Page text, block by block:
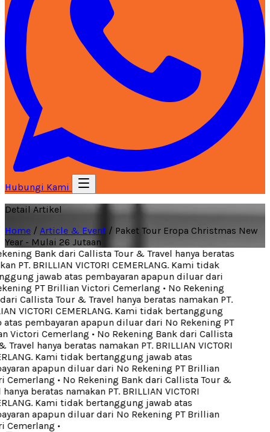
Hubungi Kami
Detail Artikel
Home / Article & Event / Paket Tour Eropa Christmas New
Year - Mulai 26 Jutaan
Bank dari Callista Tour & Travel hanya beratas
PT. BRILLIAN VICTORI CEMERLANG. Kami tidak
jawab atas pembayaran apapun diluar dari
PT Brillian Victori Cemerlang• No Rekening
Callista Tour & Travel hanya beratas namakan PT.
VICTORI CEMERLANG. Kami tidak bertanggung
pembayaran apapun diluar dari No Rekening PT
Victori Cemerlang• No Rekening Bank dari Callista
hanya beratas namakan PT. BRILLIAN VICTORI
Kami tidak bertanggung jawab atas
apapun diluar dari No Rekening PT Brillian
• No Rekening Bank dari Callista Tour &
beratas namakan PT. BRILLIAN VICTORI
Kami tidak bertanggung jawab atas
apapun diluar dari No Rekening PT Brillian
•